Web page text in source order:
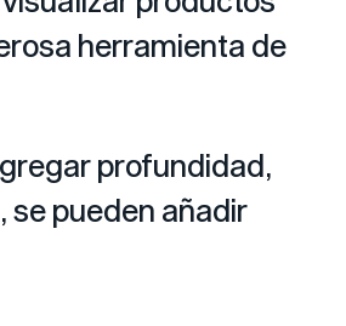
herramienta de
profundidad,
se pueden añadir